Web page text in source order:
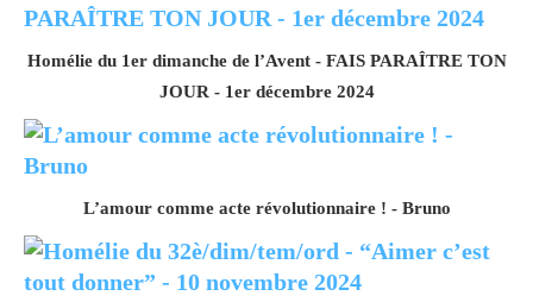
Homélie du 1er dimanche de l’Avent - FAIS PARAÎTRE TON
JOUR - 1er décembre 2024
L’amour comme acte révolutionnaire ! - Bruno